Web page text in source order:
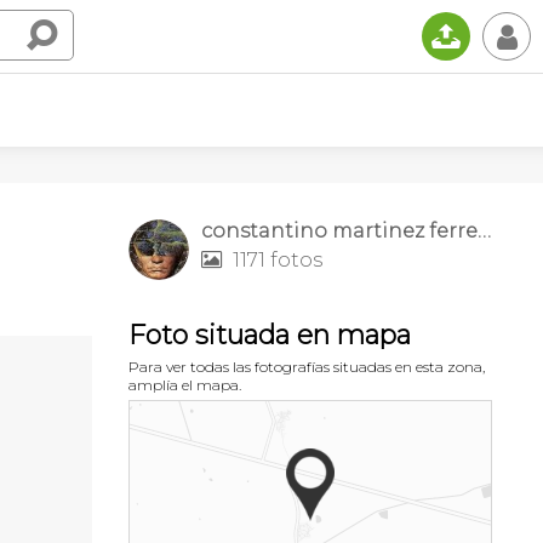
📤 👤
constantino martinez ferrero
 1171 fotos
Foto situada en mapa
Para ver todas las fotografías situadas en esta zona,
amplía el mapa.